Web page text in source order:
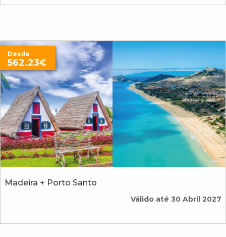
Madeira + Porto Santo
Desde
562.23€
Válido até 30 Abril 2027